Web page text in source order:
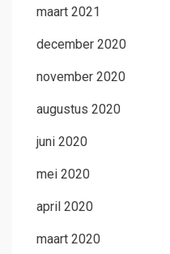
maart 2021
december 2020
november 2020
augustus 2020
juni 2020
mei 2020
april 2020
maart 2020